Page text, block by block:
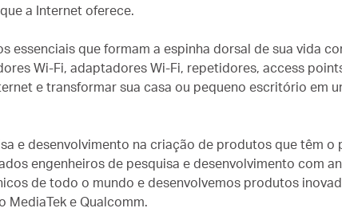
a Internet oferece.
essenciais que formam a espinha dorsal de sua vida
Wi-Fi, adaptadores Wi-Fi, repetidores, access
e transformar sua casa ou pequeno escritório em
e desenvolvimento na criação de produtos que têm o
engenheiros de pesquisa e desenvolvimento com
de todo o mundo e desenvolvemos produtos
e Qualcomm.